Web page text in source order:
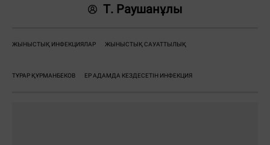
Т. Раушанұлы
ЖЫНЫСТЫҚ ИНФЕКЦИЯЛАР ЖЫНЫСТЫҚ САУАТТЫЛЫҚ
ТҰРАР ҚҰРМАНБЕКОВ ЕР АДАМДА КЕЗДЕСЕТІН ИНФЕКЦИЯ